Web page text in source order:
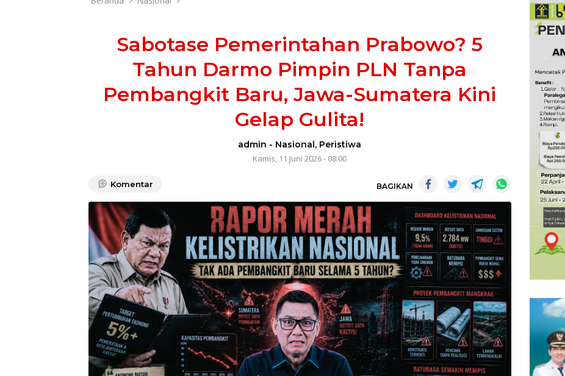
Sabotase Pemerintahan Prabowo? 5
Tahun Darmo Pimpin PLN Tanpa
Pembangkit Baru, Jawa-Sumatera Kini
Gelap Gulita!
admin - Nasional, Peristiwa
Kamis, 11 Juni 2026 - 08:00
Komentar BAGIKAN